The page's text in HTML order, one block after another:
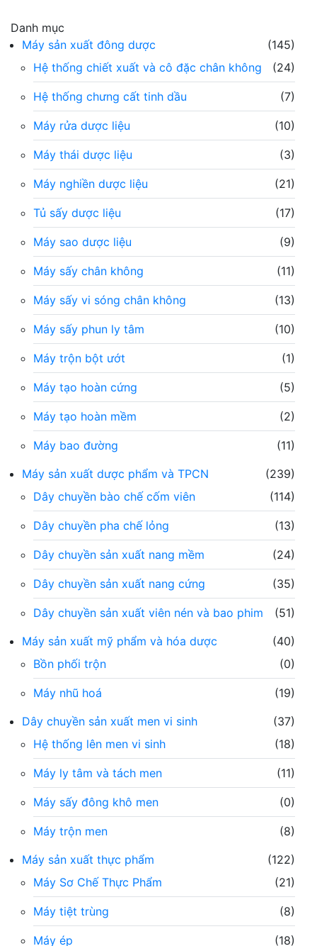
Danh mục
Máy sản xuất đông dược
(145)
Hệ thống chiết xuất và cô đặc chân không
(24)
Hệ thống chưng cất tinh dầu (7)
Máy rửa dược liệu (10)
Máy thái dược liệu (3)
Máy nghiền dược liệu (21)
Tủ sấy dược liệu (17)
Máy sao dược liệu (9)
Máy sấy chân không (11)
Máy sấy vi sóng chân không (13)
Máy sấy phun ly tâm (10)
Máy trộn bột ướt (1)
Máy tạo hoàn cứng (5)
Máy tạo hoàn mềm (2)
Máy bao đường
(11)
Máy sản xuất dược phẩm và TPCN
(239)
Dây chuyền bào chế cốm viên
(114)
Dây chuyền pha chế lỏng (13)
Dây chuyền sản xuất nang mềm (24)
Dây chuyền sản xuất nang cứng (35)
Dây chuyền sản xuất viên nén và bao phim
(51)
Máy sản xuất mỹ phẩm và hóa dược
(40)
Bồn phối trộn
(0)
Máy nhũ hoá
(19)
Dây chuyền sản xuất men vi sinh
(37)
Hệ thống lên men vi sinh
(18)
Máy ly tâm và tách men (11)
Máy sấy đông khô men (0)
Máy trộn men
(8)
Máy sản xuất thực phẩm
(122)
Máy Sơ Chế Thực Phẩm
(21)
Máy tiệt trùng (8)
Máy ép (18)